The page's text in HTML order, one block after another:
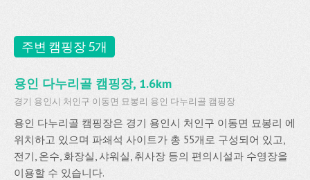
주변 캠핑장 5개
용인 다누리골 캠핑장, 1.6km
경기 용인시 처인구 이동면 묘봉리 용인 다누리골 캠핑장
용인 다누리골 캠핑장은 경기 용인시 처인구 이동면 묘봉리 에
위치하고 있으며 파쇄석 사이트가 총 55개로 구성되어 있고,
전기, 온수, 화장실, 샤워실, 취사장 등의 편의시설과 수영장을
이용할 수 있습니다.